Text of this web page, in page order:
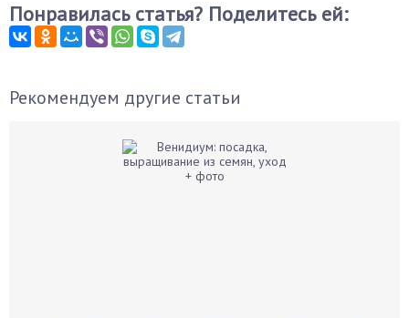
Понравилась статья? Поделитесь ей:
Рекомендуем другие статьи